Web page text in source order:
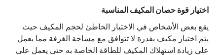
اختيار قوة حصان المكيف المناسبة
يقع بعض الأشخاص في الاختيار الخاطئ لحجم المكيف حيث
يتم اختيار مكيف بقدرة لا تتوافق مع مساحة الغرفة مما يعمل
على زيادة استهلاك المكيف للطاقة الخاصة به حتى يعمل على